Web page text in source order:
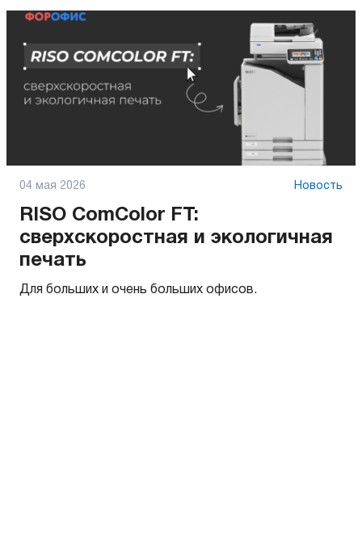
04 мая 2026 Новость
RISO ComColor FT:
сверхскоростная и экологичная
печать
Для больших и очень больших офисов.